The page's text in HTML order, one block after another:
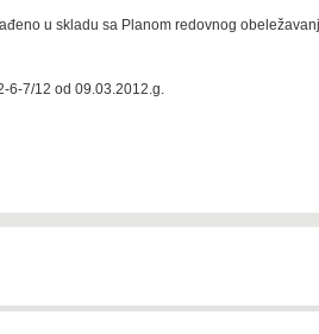
u skladu sa Planom redovnog
6-7/12 od 09.03.2012.g.